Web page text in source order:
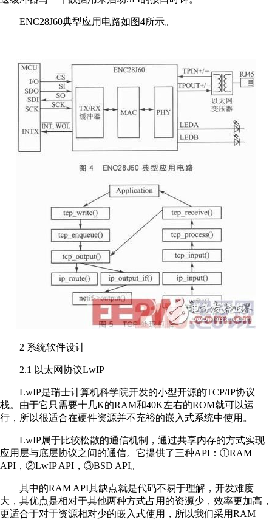
ENC28J60典型应用电路如图4所示。
2 系统软件设计
2.1 以太网协议LwIP
LwIP是瑞士计算机科学院开发的小型开源的TCP/IP协议
栈。由于它只需要十几K的RAM和40K左右的ROM就可以运
行，所以很适合在硬件资源并不充裕的嵌入式系统中使用。
LwIP属于比较松散的通信机制，通过共享内存的方式实现
应用层与底层协议之间的通信。它提供了三种API：①RAM
API，②LwIP API，③BSD API。
其中的RAM API其缺点就是代码不易于理解，开发难度
大，其优点是相对于其他两种方式占用的资源少，效率更加高，
更适合于对于资源相对少的嵌入式使用，所以我们采用RAM